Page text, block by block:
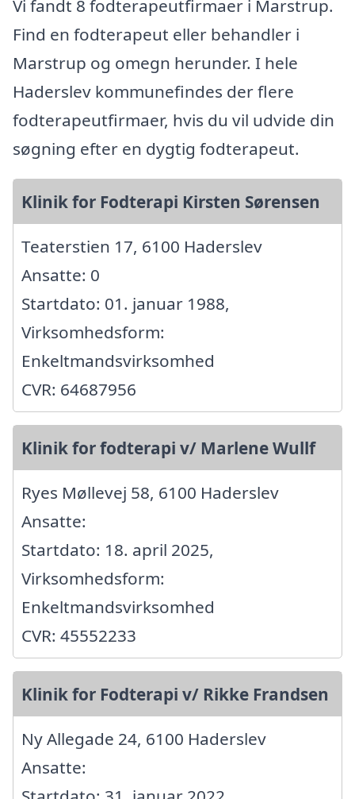
Vi fandt 8 fodterapeutfirmaer i Marstrup.
Find en fodterapeut eller behandler i
Marstrup og omegn herunder. I hele
Haderslev kommunefindes der flere
fodterapeutfirmaer, hvis du vil udvide din
søgning efter en dygtig fodterapeut.
Klinik for Fodterapi Kirsten Sørensen
Teaterstien 17, 6100 Haderslev
Ansatte: 0
Startdato: 01. januar 1988,
Virksomhedsform:
Enkeltmandsvirksomhed
CVR: 64687956
Klinik for fodterapi v/ Marlene Wullf
Ryes Møllevej 58, 6100 Haderslev
Ansatte:
Startdato: 18. april 2025,
Virksomhedsform:
Enkeltmandsvirksomhed
CVR: 45552233
Klinik for Fodterapi v/ Rikke Frandsen
Ny Allegade 24, 6100 Haderslev
Ansatte: